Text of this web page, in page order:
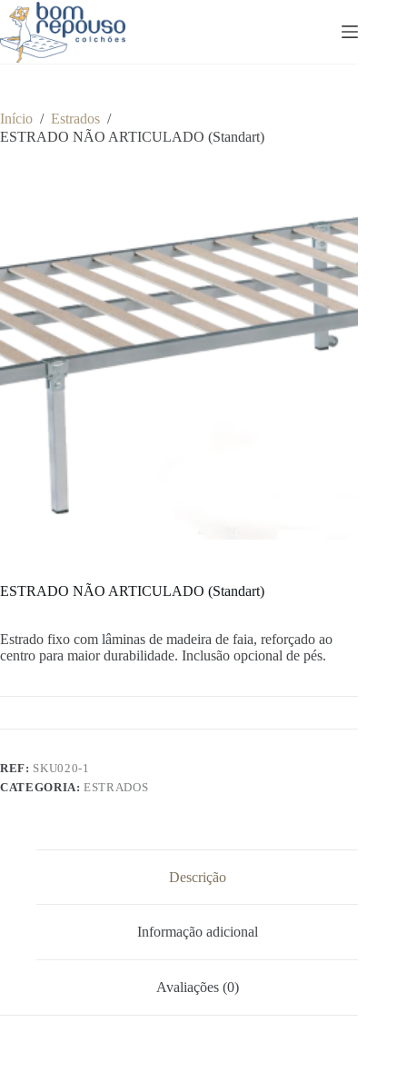
Pular
para
o
conteúdo
Início / Estrados /
ESTRADO NÃO ARTICULADO (Standart)
ESTRADO NÃO ARTICULADO (Standart)
Estrado fixo com lâminas de madeira de faia, reforçado ao
centro para maior durabilidade. Inclusão opcional de pés.
REF: SKU020-1
CATEGORIA:ESTRADOS
Descrição
Informação adicional
Avaliações (0)